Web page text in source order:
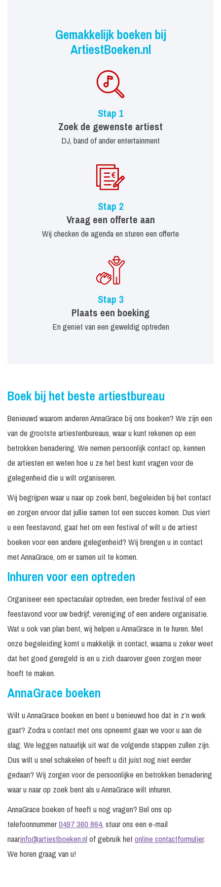
Gemakkelijk boeken bij
ArtiestBoeken.nl
Stap 1
Zoek de gewenste artiest
DJ, band of ander entertainment
Stap 2
Vraag een offerte aan
Wij checken de agenda en sturen een offerte
Stap 3
Plaats een boeking
En geniet van een geweldig optreden
Boek bij het beste artiestbureau
Benieuwd waarom anderen AnnaGrace bij ons boeken? We zijn een
van de grootste artiestenbureaus, waar u kunt rekenen op een
betrokken benadering. We nemen persoonlijk contact op, kennen
de artiesten en weten hoe u ze het best kunt vragen voor de
gelegenheid die u wilt organiseren.
Wij begrijpen waar u naar op zoek bent, begeleiden bij het contact
en zorgen ervoor dat jullie samen tot een succes komen. Dus viert
u een feestavond, gaat het om een festival of wilt u de artiest
boeken voor een andere gelegenheid? Wij brengen u in contact
met AnnaGrace, om er samen uit te komen.
Inhuren voor een optreden
Organiseer een spectaculair optreden, een breder festival of een
feestavond voor uw bedrijf, vereniging of een andere organisatie.
Wat u ook van plan bent, wij helpen u AnnaGrace in te huren. Met
onze begeleiding komt u makkelijk in contact, waarna u zeker weet
dat het goed geregeld is en u zich daarover geen zorgen meer
hoeft te maken.
AnnaGrace boeken
Wilt u AnnaGrace boeken en bent u benieuwd hoe dat in z’n werk
gaat? Zodra u contact met ons opneemt gaan we voor u aan de
slag. We leggen natuurlijk uit wat de volgende stappen zullen zijn.
Dus wilt u snel schakelen of heeft u dit juist nog niet eerder
gedaan? Wij zorgen voor de persoonlijke en betrokken benadering
waar u naar op zoek bent als u AnnaGrace wilt inhuren.
AnnaGrace boeken of heeft u nog vragen? Bel ons op
telefoonnummer0497 360 864, stuur ons een e-mail
naarinfo@artiestboeken.nlof gebruik het online contactformulier.
We horen graag van u!